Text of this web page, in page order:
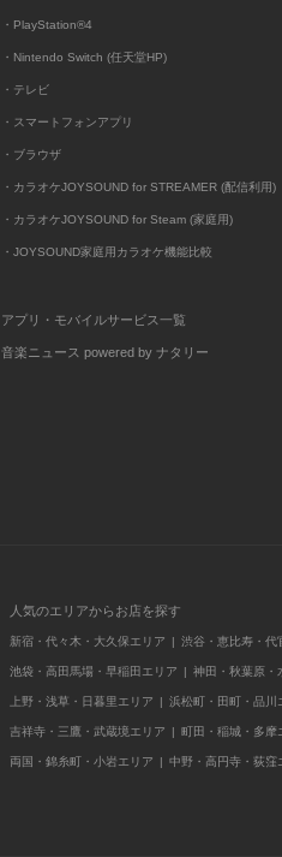
・PlayStation®4
・Nintendo Switch (任天堂HP)
・テレビ
・スマートフォンアプリ
・ブラウザ
・カラオケJOYSOUND for STREAMER (配信利用)
・カラオケJOYSOUND for Steam (家庭用)
・JOYSOUND家庭用カラオケ機能比較
アプリ・モバイルサービス一覧
音楽ニュース powered by ナタリー
人気のエリアからお店を探す
新宿・代々木・大久保エリア 渋谷・恵比寿・代
池袋・高田馬場・早稲田エリア 神田・秋葉原・
上野・浅草・日暮里エリア 浜松町・田町・品川
吉祥寺・三鷹・武蔵境エリア 町田・稲城・多摩
両国・錦糸町・小岩エリア 中野・高円寺・荻窪